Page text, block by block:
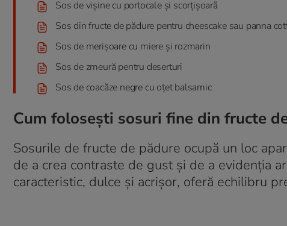
Sos de vișine cu portocale și scorțișoară
Sos din fructe de pădure pentru cheescake sau panna
Sos de merișoare cu miere și rozmarin
Sos de zmeură pentru deserturi
Sos de coacăze negre cu oțet balsamic
Cum folosești sosuri fine din fructe
Sosurile de fructe de pădure ocupă un loc
de a crea contraste de gust și de a evidenția
caracteristic, dulce și acrișor, oferă echilibru